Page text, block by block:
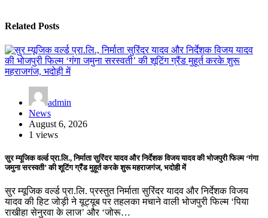
Related Posts
admin
News
August 6, 2026
1 views
सुर म्यूजिक वर्ल्ड प्रा.लि., निर्माता सुरिंदर यादव और निर्देशक विजय यादव की भोजपुरी फिल्म ‘गंगा
जमुना सरस्वती’ की शूटिंग ग्रैंड मुहूर्त करके शुरू महराजगंज, भदोही में
सुर म्यूजिक वर्ल्ड प्रा.लि. प्रस्तुत निर्माता सुरिंदर यादव और निर्देशक विजय
यादव की हिट जोड़ी ने यूट्यूब पर तहलका मचाने वाली भोजपुरी फिल्म ‘पिया
राखीहा सेनुरवा के लाज’ और ‘जोरू…